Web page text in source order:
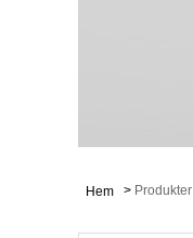
Hem > Produkter